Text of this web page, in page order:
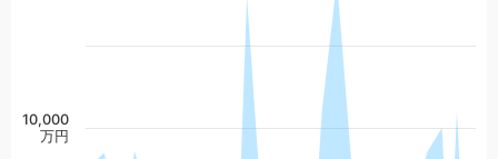
10,000
万円